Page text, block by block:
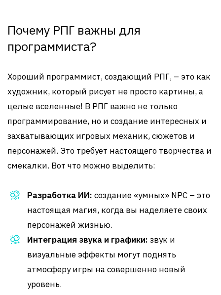
Почему РПГ важны для
программиста?
Хороший программист, создающий РПГ, – это как
художник, который рисует не просто картины, а
целые вселенные! В РПГ важно не только
программирование, но и создание интересных и
захватывающих игровых механик, сюжетов и
персонажей. Это требует настоящего творчества и
смекалки. Вот что можно выделить:
Разработка ИИ: создание «умных» NPC – это
настоящая магия, когда вы наделяете своих
персонажей жизнью.
Интеграция звука и графики: звук и
визуальные эффекты могут поднять
атмосферу игры на совершенно новый
уровень.